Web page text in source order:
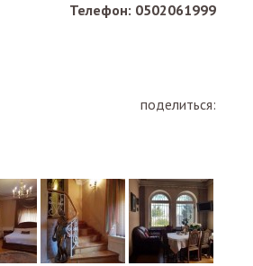
Телефон: 0502061999
поделиться: